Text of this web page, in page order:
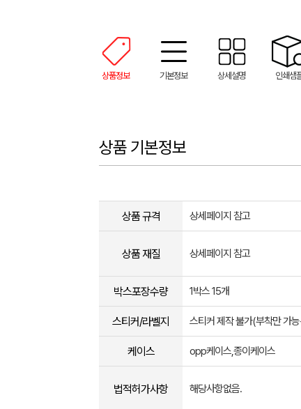
상품정보 기본정보 상세설명 인쇄샘
상품 기본정보
상품 규격 상세페이지 참고
상품 재질 상세페이지 참고
박스포장수량 1박스 15개
스티커/라벨지 스티커 제작 불가(부착만 가
케이스 opp케이스,종이케이스
법적허가사항 해당사항없음.